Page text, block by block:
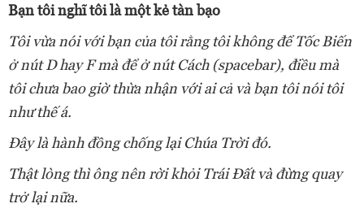
Bạn tôi nghĩ tôi là một kẻ tàn bạo
Tôi vừa nói với bạn của tôi rằng tôi không để Tốc Biến
ở nút D hay F mà để ở nút Cách (spacebar), điều mà
tôi chưa bao giờ thừa nhận với ai cả và bạn tôi nói tôi
như thế á.
Đây là hành đồng chống lại Chúa Trời đó.
Thật lòng thì ông nên rời khỏi Trái Đất và đừng quay
trở lại nữa.